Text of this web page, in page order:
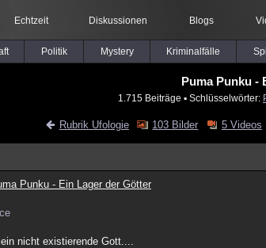
Echtzeit Diskussionen Blogs
Politik Mystery Kriminalfälle
Puma Punku -
1.715 Beiträge ▪ Schlüsselwörter:
Rubrik Ufologie 103 Bilder 5 Videos
Punku - Ein Lager der Götter
nicht existierende Gott....